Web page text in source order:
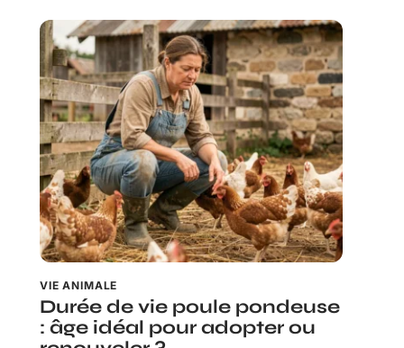
VIE ANIMALE
Durée de vie poule pondeuse
: âge idéal pour adopter ou